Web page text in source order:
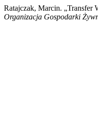
Ratajczak, Marcin. „Transfer
Organizacja Gospodarki